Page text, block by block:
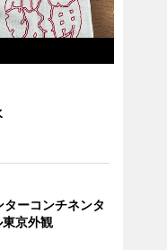
ーコンチネンタ
京外観